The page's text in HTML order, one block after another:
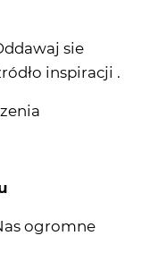
sie
inspiracji .
ogromne